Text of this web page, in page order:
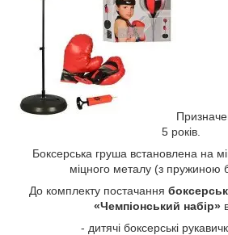
5 років.
Боксерська груша встановлена на
міцного металу (з пружиною
До комплекту постачання
«Чемпіонський набір»
- дитячі боксерські